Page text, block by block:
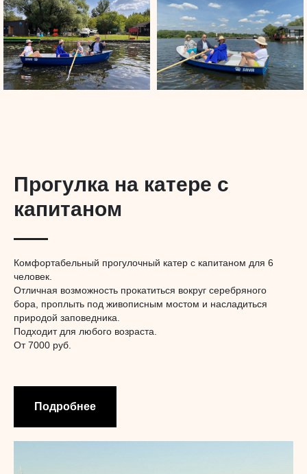
Прогулка на катере с
капитаном
Комфортабельный прогулочный катер с капитаном для 6
человек.
Отличная возможность прокатиться вокруг серебряного
бора, проплыть под живописным мостом и насладиться
природой заповедника.
Подходит для любого возраста.
От 7000 руб.
Подробнее